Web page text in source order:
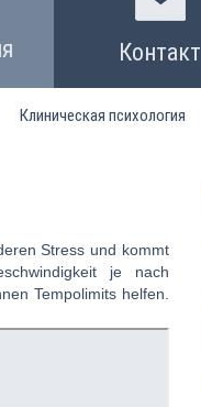
Клиническая психология
Контакт
Stress und kommt
je nach
Tempolimits helfen.